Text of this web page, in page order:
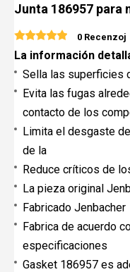
Junta 186957 para
0 Recenzoj
La información
Sella las superficies
Evita las fugas
contacto de los
Limita el desgaste
de la
Reduce críticos de
La pieza original
Fabricado Jenbacher
Fabrica de acuerdo
especificaciones
Gasket 186957 es